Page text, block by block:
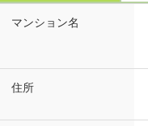
マンション名
住所